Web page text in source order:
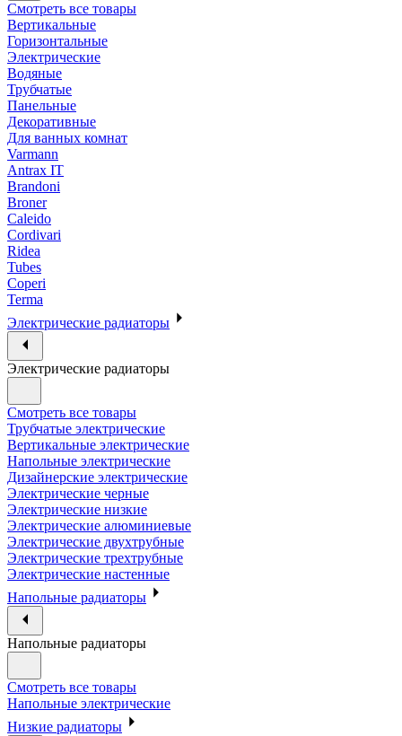
Смотреть все товары
Вертикальные
Горизонтальные
Электрические
Водяные
Трубчатые
Панельные
Декоративные
Для ванных комнат
Varmann
Antrax IT
Brandoni
Broner
Caleido
Cordivari
Ridea
Tubes
Coperi
Terma
Электрические радиаторы
Электрические радиаторы
Смотреть все товары
Трубчатые электрические
Вертикальные электрические
Напольные электрические
Дизайнерские электрические
Электрические черные
Электрические низкие
Электрические алюминиевые
Электрические двухтрубные
Электрические трехтрубные
Электрические настенные
Напольные радиаторы
Напольные радиаторы
Смотреть все товары
Напольные электрические
Низкие радиаторы